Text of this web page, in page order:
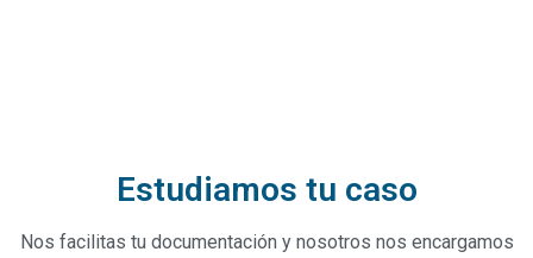
Estudiamos tu caso
Nos facilitas tu documentación y nosotros nos encargamos